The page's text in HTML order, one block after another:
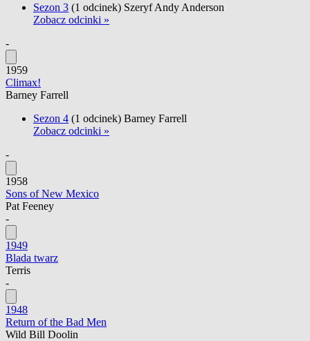
Sezon 3 (1 odcinek) Szeryf Andy Anderson
Zobacz odcinki »
-
1959
Climax!
Barney Farrell
Sezon 4 (1 odcinek) Barney Farrell
Zobacz odcinki »
-
1958
Sons of New Mexico
Pat Feeney
-
1949
Blada twarz
Terris
-
1948
Return of the Bad Men
Wild Bill Doolin